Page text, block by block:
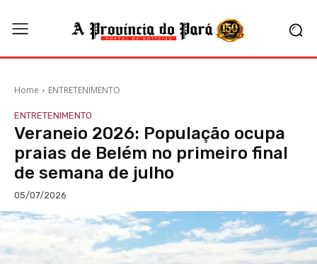
Home ENTRETENIMENTO
ENTRETENIMENTO
Veraneio 2026: População ocupa
praias de Belém no primeiro final
de semana de julho
05/07/2026